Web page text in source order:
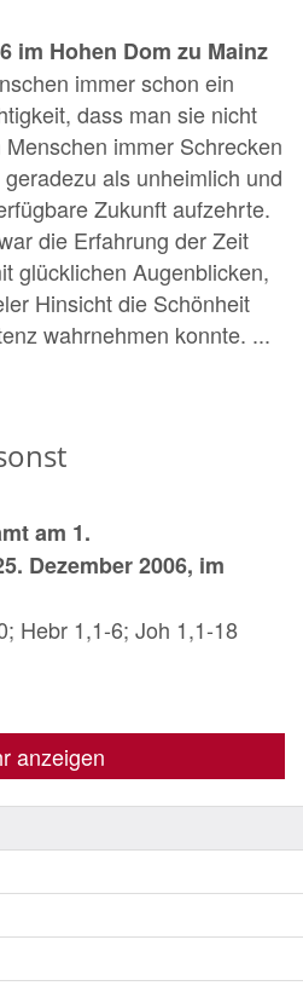
im Hohen Dom zu Mainz
immer schon ein
dass man sie nicht
immer Schrecken
als unheimlich und
Zukunft aufzehrte.
die Erfahrung der Zeit
glücklichen Augenblicken,
Hinsicht die Schönheit
wahrnehmen konnte. ...
am 1.
Dezember 2006, im
Hebr 1,1-6; Joh 1,1-18
anzeigen